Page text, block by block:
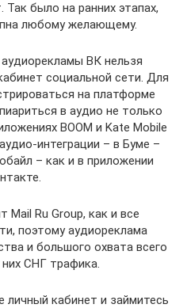
было на ранних этапах,
любому желающему.
ВК нельзя
социальной сети. Для
на платформе
в аудио не только
BOOM и Kate Mobile
интеграции – в Буме –
– как и в приложении
Mail Ru Group, как и все
поэтому аудиореклама
и большого охвата всего
СНГ трафика.
личный кабинет и займитесь